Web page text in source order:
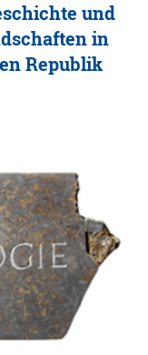
und
in
Republik